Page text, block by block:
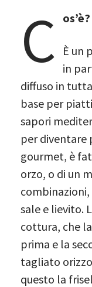
C os’è?
È un
in
diffuso in
base per
sapori
per diventare
gourmet, è
orzo, o di un
sale e lievito.
cottura, che
prima e la
tagliato
questo la